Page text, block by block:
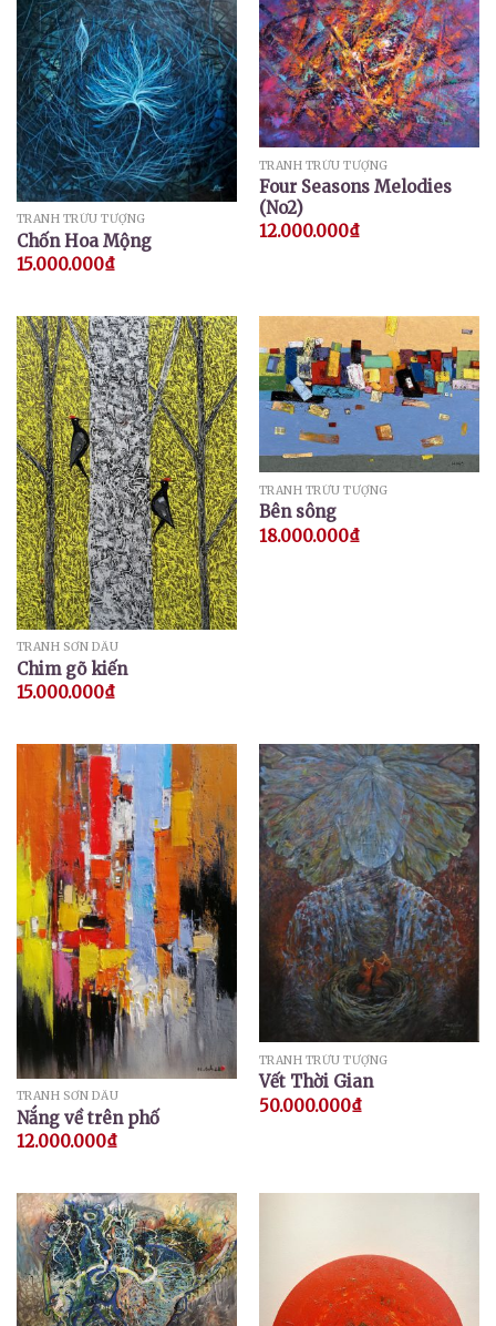
TRANH TRỪU TƯỢNG
Chốn Hoa Mộng
15.000.000₫
TRANH TRỪU TƯỢNG
Four Seasons Melodies
(No2)
12.000.000₫
TRANH SƠN DẦU
Chim gõ kiến
15.000.000₫
TRANH TRỪU TƯỢNG
Bên sông
18.000.000₫
TRANH SƠN DẦU
Nắng về trên phố
12.000.000₫
TRANH TRỪU TƯỢNG
Vết Thời Gian
50.000.000₫